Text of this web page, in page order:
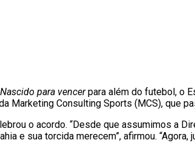
Nascido para vencerpara além do futebol, o
Marketing Consulting Sports (MCS), que
o acordo. “Desde que assumimos a
e sua torcida merecem”, afirmou.